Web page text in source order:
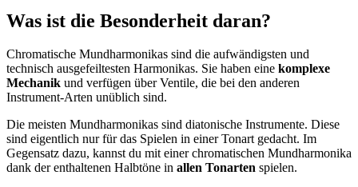
Was ist die Besonderheit daran?
Chromatische Mundharmonikas sind die aufwändigsten und
technisch ausgefeiltesten Harmonikas. Sie haben eine komplexe
Mechanik und verfügen über Ventile, die bei den anderen
Instrument-Arten unüblich sind.
Die meisten Mundharmonikas sind diatonische Instrumente. Diese
sind eigentlich nur für das Spielen in einer Tonart gedacht. Im
Gegensatz dazu, kannst du mit einer chromatischen Mundharmonika
dank der enthaltenen Halbtöne in allen Tonarten spielen.